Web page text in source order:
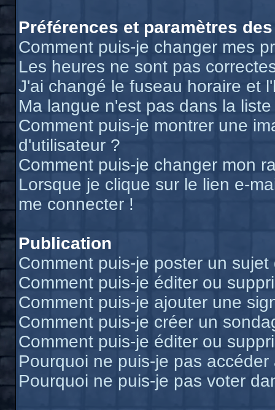
Préférences et paramètres
Comment puis-je changer mes
Les heures ne sont pas
J'ai changé le fuseau horaire et
Ma langue n'est pas dans la liste
Comment puis-je montrer une
d'utilisateur ?
Comment puis-je changer mon
Lorsque je clique sur le lien e-
me connecter !
Publication
Comment puis-je poster un
Comment puis-je éditer ou
Comment puis-je ajouter une
Comment puis-je créer un
Comment puis-je éditer ou
Pourquoi ne puis-je pas accéder
Pourquoi ne puis-je pas voter